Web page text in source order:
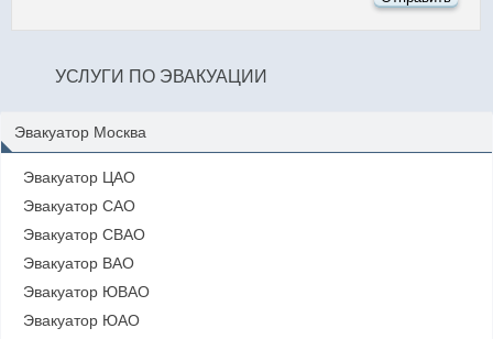
УСЛУГИ ПО ЭВАКУАЦИИ
Эвакуатор Москва
Эвакуатор ЦАО
Эвакуатор САО
Эвакуатор СВАО
Эвакуатор ВАО
Эвакуатор ЮВАО
Эвакуатор ЮАО